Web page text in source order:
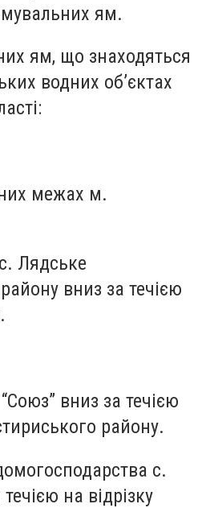
ям.
ям, що знаходяться
водних об’єктах
межах м.
Лядське
вниз за течією
вниз за течією
району.
с.
на відрізку